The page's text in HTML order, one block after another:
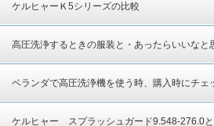
ケルヒャーＫ5シリーズの比較
高圧洗浄するときの服装と・あったらいいなと
ベランダで高圧洗浄機を使う時、購入時にチ
ケルヒャー スプラッシュガード9.548-276.0